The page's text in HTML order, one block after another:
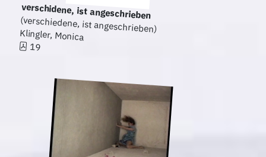
verschidene, ist angeschrieben
(verschiedene, ist angeschrieben)
Klingler, Monica
19